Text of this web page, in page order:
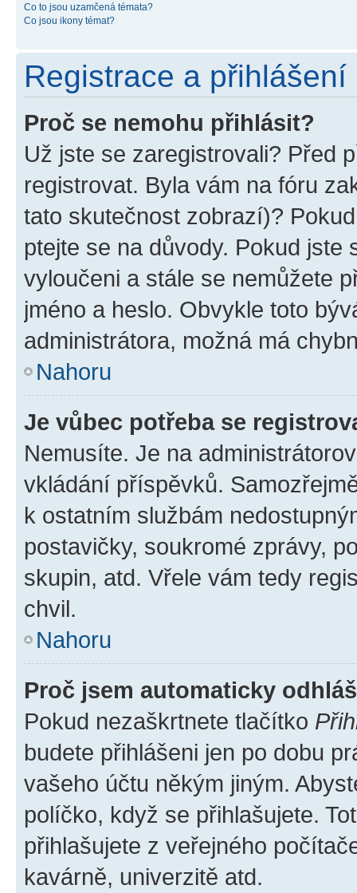
Co to jsou uzamčená témata?
Co jsou ikony témat?
Registrace a přihlášení
Proč se nemohu přihlásit?
Už jste se zaregistrovali? Před
registrovat. Byla vám na fóru
tato skutečnost zobrazí)?
ptejte se na důvody. Pokud jste
vyloučeni a stále se nemůžete
jméno a heslo. Obvykle toto
administrátora, možná má
Nahoru
Je vůbec potřeba se
Nemusíte. Je na
vkládání příspěvků.
k ostatním službám
postavičky, soukromé zprávy,
skupin, atd. Vřele vám tedy
chvil.
Nahoru
Proč jsem automaticky
Pokud nezaškrtnete tlačítko
budete přihlášeni jen po dobu
vašeho účtu někým jiným.
políčko, když se přihlašujete.
přihlašujete z veřejného
kavárně, univerzitě atd.